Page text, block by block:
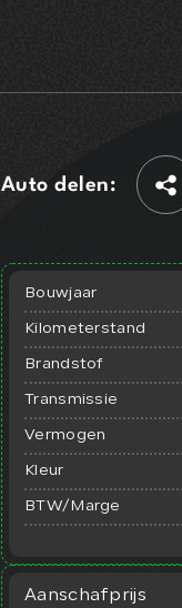
Auto delen:
Bouwjaar
Kilometerstand
Brandstof
Transmissie
Vermogen
Kleur
BTW/Marge
Aanschafprijs